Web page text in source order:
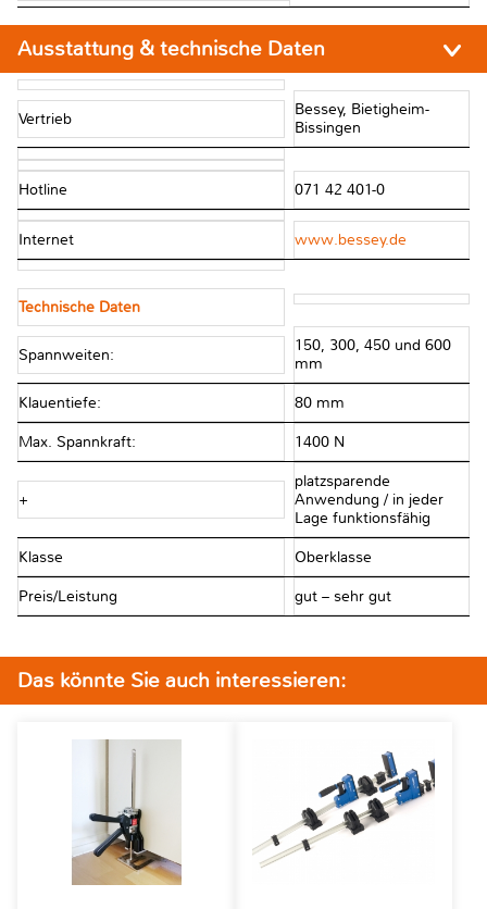
Ausstattung & technische Daten
Vertrieb
Bessey, Bietigheim-
Bissingen
Hotline 071 42 401-0
Internet www.bessey.de
Technische Daten
Spannweiten:
150, 300, 450 und 600
mm
Klauentiefe: 80 mm
Max. Spannkraft: 1400 N
+
platzsparende
Anwendung / in jeder
Lage funktionsfähig
Klasse Oberklasse
Preis/Leistung gut – sehr gut
Das könnte Sie auch interessieren: